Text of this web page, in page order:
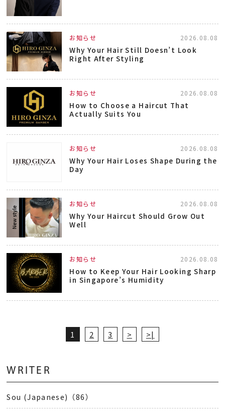
お知らせ 2026.08.08
Why Your Hair Still Doesn’t Look
Right After Styling
お知らせ 2026.08.08
How to Choose a Haircut That
Actually Suits You
お知らせ 2026.08.08
Why Your Hair Loses Shape During the
Day
お知らせ 2026.08.08
Why Your Haircut Should Grow Out
Well
お知らせ 2026.08.08
How to Keep Your Hair Looking Sharp
in Singapore’s Humidity
1 2 3 > >|
WRITER
Sou (Japanese)（86）